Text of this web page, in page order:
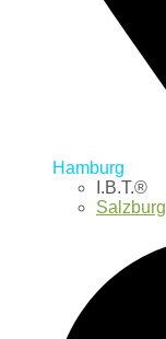
Hamburg
I.B.T.®
Salzburg